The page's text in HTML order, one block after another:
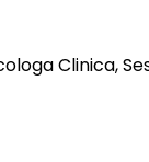
Clinica,